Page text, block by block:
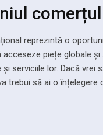
reprezintă o
acceseze piețe globale
și serviciile lor. Dacă vrei
trebui să ai o înțelegere